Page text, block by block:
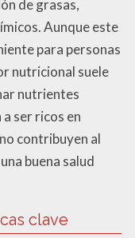
de grasas,
Aunque este
para personas
nutricional suele
nutrientes
ser ricos en
contribuyen al
buena salud
clave